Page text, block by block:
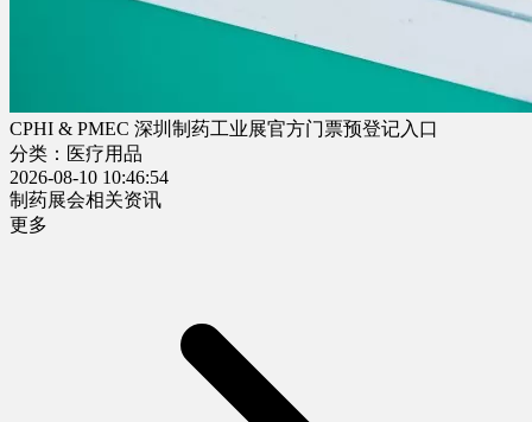
CPHI & PMEC 深圳制药工业展官方门票预登记入口
分类：医疗用品
2026-08-10 10:46:54
制药展会相关资讯
更多